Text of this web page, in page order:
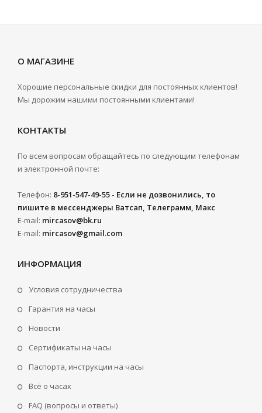
О МАГАЗИНЕ
Хорошие персональные скидки для постоянных клиентов!
Мы дорожим нашими постоянными клиентами!
КОНТАКТЫ
По всем вопросам обращайтесь по следующим телефонам
и электронной почте:
Телефон: 8-951-547-49-55 - Если не дозвонились, то
пишите в мессенджеры Ватсап, Телеграмм, Макс
E-mail: mircasov@bk.ru
E-mail: mircasov@gmail.com
ИНФОРМАЦИЯ
Условия сотрудничества
Гарантия на часы
Новости
Сертификаты на часы
Паспорта, инструкции на часы
Всё о часах
FAQ (вопросы и ответы)